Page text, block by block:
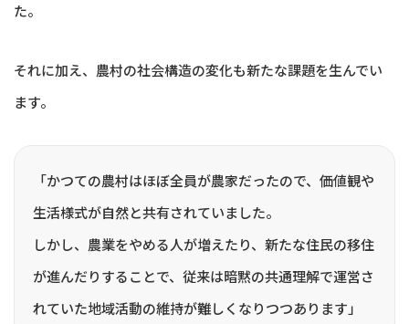
た。
それに加え、農村の社会構造の変化も新たな課題を生んでい
ます。
「かつての農村はほぼ全員が農家だったので、価値観や
生活様式が自然と共有されていました。
しかし、農業をやめる人が増えたり、新たな住民の移住
が進んだりすることで、従来は暗黙の共通理解で運営さ
れていた地域活動の維持が難しくなりつつあります」